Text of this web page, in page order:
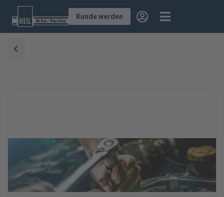
Kunde werden